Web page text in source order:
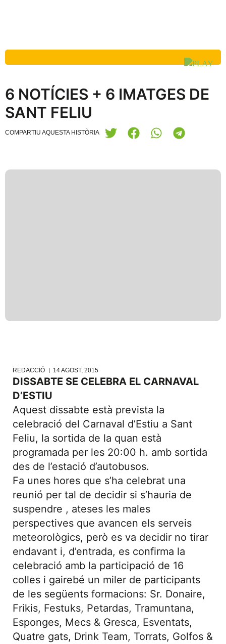
6 NOTÍCIES + 6 IMATGES DE
SANT FELIU
COMPARTIU AQUESTA HISTÒRIA
REDACCIÓ 14 AGOST, 2015
DISSABTE SE CELEBRA EL CARNAVAL
D’ESTIU
Aquest dissabte està prevista la
celebració del Carnaval d’Estiu a Sant
Feliu, la sortida de la quan està
programada per les 20:00 h. amb sortida
des de l’estació d’autobusos.
Fa unes hores que s’ha celebrat una
reunió per tal de decidir si s’hauria de
suspendre , ateses les males
perspectives que avancen els serveis
meteorològics, però es va decidir no tirar
endavant i, d’entrada, es confirma la
celebració amb la participació de 16
colles i gairebé un miler de participants
de les següents formacions: Sr. Donaire,
Frikis, Festuks, Petardas, Tramuntana,
Esponges, Mecs & Gresca, Esventats,
Quatre gats, Drink Team, Torrats, Golfos &